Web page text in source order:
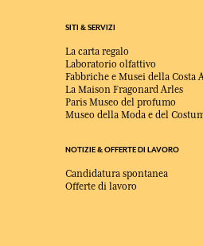
SITI & SERVIZI
La carta regalo
Laboratorio olfattivo
Fabbriche e Musei della Costa
La Maison Fragonard Arles
Paris Museo del profumo
Museo della Moda e del
NOTIZIE & OFFERTE DI LAVORO
Candidatura spontanea
Offerte di lavoro